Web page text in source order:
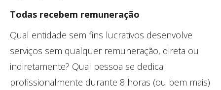
Todas recebem remuneração
Qual entidade sem fins lucrativos desenvolve
serviços sem qualquer remuneração, direta ou
indiretamente? Qual pessoa se dedica
profissionalmente durante 8 horas (ou bem mais)